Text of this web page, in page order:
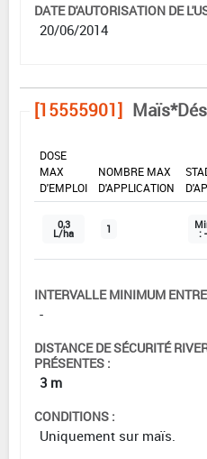
DATE D'AUTORISATION DE
20/06/2014
[15555901]
DOSE
MAX
D'EMPLOI
NOMBRE MAX
D'APPLICATION
0,3
L/ha 1 : -
INTERVALLE MINIMUM
-
DISTANCE DE SÉCURITÉ
PRÉSENTES :
3 m
CONDITIONS :
Uniquement sur maïs.